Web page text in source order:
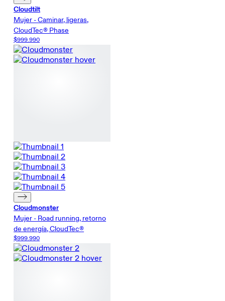
Cloudtilt
Mujer - Caminar, ligeras,
CloudTec® Phase
$999.990
Cloudmonster
Mujer - Road running, retorno
de energía, CloudTec®
$999.990